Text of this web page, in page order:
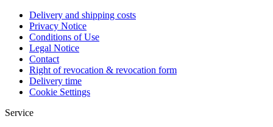
Delivery and shipping costs
Privacy Notice
Conditions of Use
Legal Notice
Contact
Right of revocation & revocation form
Delivery time
Cookie Settings
Service